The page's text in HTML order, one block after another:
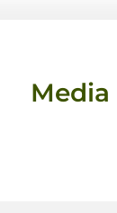
Media